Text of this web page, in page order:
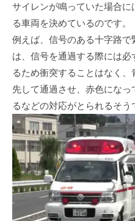
サイレンが鳴っていた場合
る車両を決めているのです。
例えば、信号のある十字路
は、信号を通過する際には
るため衝突することはなく
先して通過させ、赤色にな
るなどの対応がとられるそう